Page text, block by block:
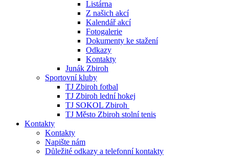
Listárna
Z našich akcí
Kalendář akcí
Fotogalerie
Dokumenty ke stažení
Odkazy
Kontakty
Junák Zbiroh
Sportovní kluby
TJ Zbiroh fotbal
TJ Zbiroh lední hokej
TJ SOKOL Zbiroh
TJ Město Zbiroh stolní tenis
Kontakty
Kontakty
Napište nám
Důležité odkazy a telefonní kontakty